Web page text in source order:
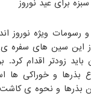
برای عید نوروز
رسومات ویژه
این سین های سفره
باید زودتر اقدام
بذرها و خوراکی ها
بذرها و نحوه ی کاشت